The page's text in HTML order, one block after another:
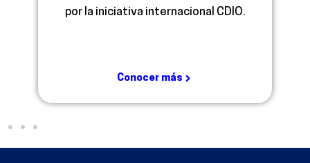
por la iniciativa internacional CDIO.
Conocer más